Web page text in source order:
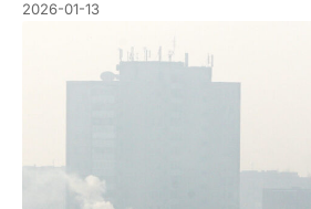
2026-01-13